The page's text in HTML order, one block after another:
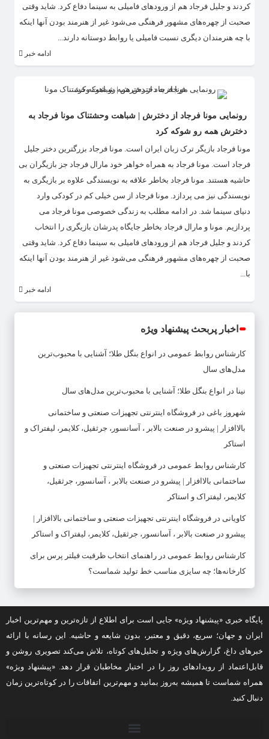
کردند و جلیل فرجاد هم از ورودهای فامیلی به سینما دفاع کرد. شاید وقتی
صحبت از چهر‌ه‌های مشهور فرهنگی می‌شود غیر از هنرمند بودن آنها اینکه
با چه هنرمندان دیگری نسبت فامیلی یا روابط دوستانه دارند...
ادامه خبر
رونمایی مونا فرجاد از دخترش | شباهت وحشتناک مونا فرجاد به
دخترش همه رو شوکه کرد
مونا فرجاد بازیگر ترک زبان ایران است. مونا فرجاد بزرگترین دختر جلیل
فرجاد است. مونا فرجاد به همراه خواهر خود مارال فرجاد جز بازیگران بی
حاشیه هستند. مونا فرجاد بخاطر علاقه به نویسندگی علاوه بر بازیگری به
نویسندگی نیز می پردازد. مونا فرجاد از سن خیلی کم در کودکی وارد
دنیای سینما شد. در ادامه مطلب به زندگی خصوصی مونا فرجاد می
پردازیم. مونا و مارال فرجاد بخاطر جایگاه پدرشان بازیگری را انتخاب
کردند و جلیل فرجاد هم از ورودهای فامیلی به سینما دفاع کرد. شاید وقتی
صحبت از چهر‌ه‌های مشهور فرهنگی می‌شود غیر از هنرمند بودن آنها اینکه
با...
ادامه خبر
اخبار پربحث پیشنهاد ویژه
کارشناس روابط عمومی در
انواع بنگل طلا؛ آشنایی با محبوب‌ترین
مدل‌های سال
نینا در انواع بنگل طلا؛ آشنایی با محبوب‌ترین مدل‌های سال
شهروز باغی در فروشگاه اینترنتی تجهیزات صنعتی و ساختمانی
بالاافزار | پیشرو در صنعت بالابر ، آسانسور، جرثقیل، کلایمر، لیفتراک و
استاکر
کارشناس روابط عمومی در فروشگاه اینترنتی تجهیزات صنعتی و
ساختمانی بالاافزار | پیشرو در صنعت بالابر ، آسانسور، جرثقیل،
کلایمر، لیفتراک و استاکر
کاویانی در فروشگاه اینترنتی تجهیزات صنعتی و ساختمانی بالاافزار |
پیشرو در صنعت بالابر ، آسانسور، جرثقیل، کلایمر، لیفتراک و استاکر
کارشناس روابط عمومی در راهنمای انتخاب ظرفیت فیلتر پرس برای
کارخانه‌ها؛ چه سایزی مناسب خط تولید شماست؟
پایگاه خبری «پیشنهاد ویژه» جایی است برای اطلاع از تازه‌ترین و مهم‌ترین اخبار
ایران و جهان؛ سریع، دقیق و معتبر، بدون شایعه و حاشیه. این رسانه با ارائه
خبرهای داغ، گزارش‌های ویژه و تحلیل‌های کوتاه، تلاش می‌کند تصویری روشن و
قابل‌اعتماد از رویدادهای روز را در اختیار مخاطبان قرار دهد. «پیشنهاد ویژه»
همراه شماست تا همیشه به‌روز بمانید و مهم‌ترین اتفاقات را در کوتاه‌ترین زمان
دنبال کنید.